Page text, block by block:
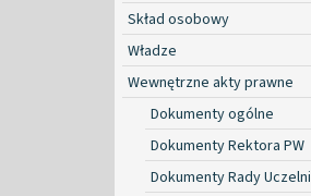
Skład osobowy
Władze
Wewnętrzne akty prawne
Dokumenty ogólne
Dokumenty Rektora PW
Dokumenty Rady Uczelni